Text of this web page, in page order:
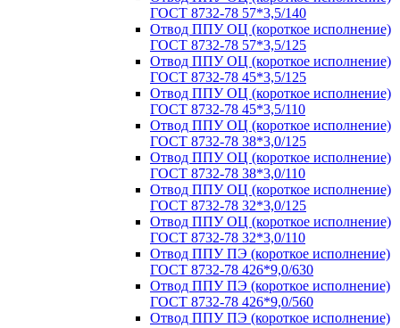
ГОСТ 8732-78 57*3,5/140
Отвод ППУ ОЦ (короткое исполнение)
ГОСТ 8732-78 57*3,5/125
Отвод ППУ ОЦ (короткое исполнение)
ГОСТ 8732-78 45*3,5/125
Отвод ППУ ОЦ (короткое исполнение)
ГОСТ 8732-78 45*3,5/110
Отвод ППУ ОЦ (короткое исполнение)
ГОСТ 8732-78 38*3,0/125
Отвод ППУ ОЦ (короткое исполнение)
ГОСТ 8732-78 38*3,0/110
Отвод ППУ ОЦ (короткое исполнение)
ГОСТ 8732-78 32*3,0/125
Отвод ППУ ОЦ (короткое исполнение)
ГОСТ 8732-78 32*3,0/110
Отвод ППУ ПЭ (короткое исполнение)
ГОСТ 8732-78 426*9,0/630
Отвод ППУ ПЭ (короткое исполнение)
ГОСТ 8732-78 426*9,0/560
Отвод ППУ ПЭ (короткое исполнение)